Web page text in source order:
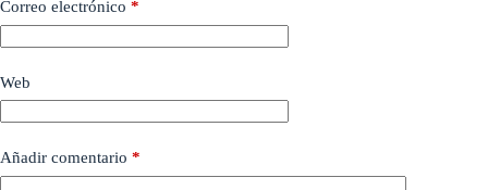
Correo electrónico *
Web
Añadir comentario *